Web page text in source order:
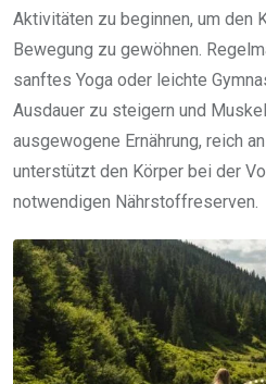
Aktivitäten zu beginnen, um den
Bewegung zu gewöhnen.
sanftes Yoga oder leichte
Ausdauer zu steigern und
ausgewogene Ernährung, reich
unterstützt den Körper bei der
notwendigen Nährstoffreserven.